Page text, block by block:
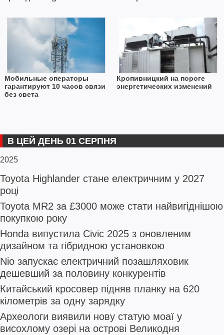
Мобильные операторы
гарантируют 10 часов связи
без света
Кропивницкий на пороге
энергетических изменений
В ЦЕЙ ДЕНЬ 01 СЕРПНЯ
2025
Toyota Highlander стане електричним у 2027
році
Toyota MR2 за £3000 може стати найвигіднішою
покупкою року
Honda випустила Civic 2025 з оновленим
дизайном та гібридною установкою
Nio запускає електричний позашляховик
дешевший за половину конкурентів
Китайський кросовер підняв планку на 620
кілометрів за одну зарядку
Археологи виявили нову статую моаї у
висохлому озері на острові Великодня